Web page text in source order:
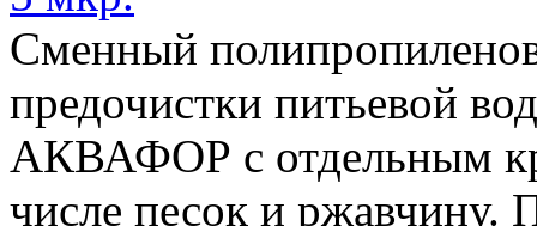
Сменный
предочистки питьевой
АКВАФОР с отдельным
числе песок и ржавчину.